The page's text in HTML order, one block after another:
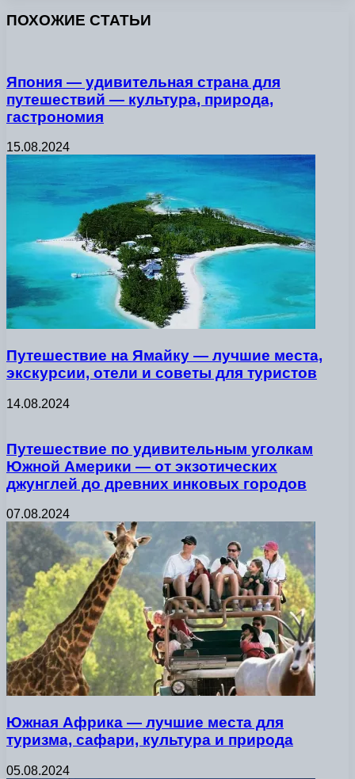
ПОХОЖИЕ СТАТЬИ
Япония — удивительная страна для
путешествий — культура, природа,
гастрономия
15.08.2024
Путешествие на Ямайку — лучшие места,
экскурсии, отели и советы для туристов
14.08.2024
Путешествие по удивительным уголкам
Южной Америки — от экзотических
джунглей до древних инковых городов
07.08.2024
Южная Африка — лучшие места для
туризма, сафари, культура и природа
05.08.2024